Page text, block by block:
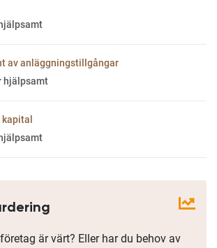
av anläggningstillgångar
hjälpsamt
är värt? Eller har du behov av